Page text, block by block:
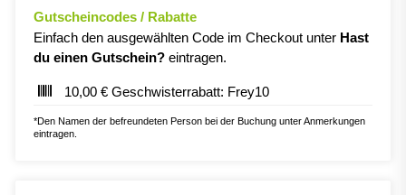
Gutscheincodes / Rabatte
Einfach den ausgewählten Code im Checkout unter Hast
du einen Gutschein? eintragen.
10,00 € Geschwisterrabatt: Frey10
*Den Namen der befreundeten Person bei der Buchung unter Anmerkungen
eintragen.